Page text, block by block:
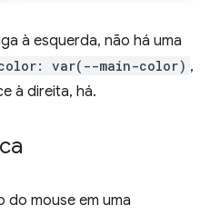
à esquerda, não há uma
var(--main-color) ,
à direita, há.
mouse em uma